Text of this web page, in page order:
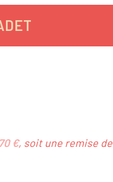
€, soit une remise de